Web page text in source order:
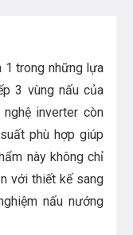
trong những lựa
3 vùng nấu của
inverter còn
phù hợp giúp
này không chỉ
với thiết kế sang
nấu nướng